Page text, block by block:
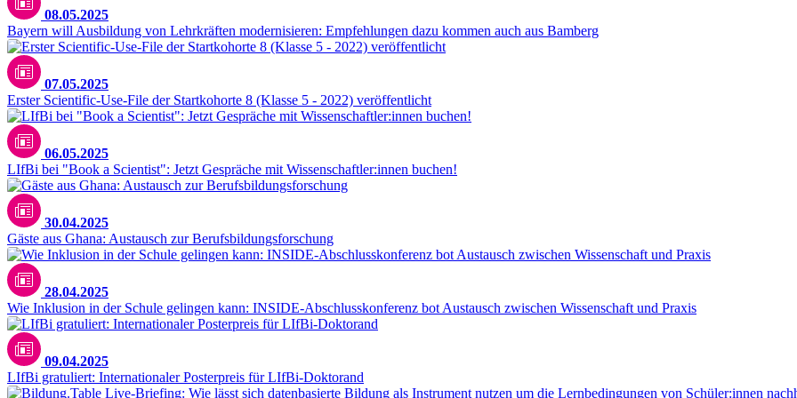
08.05.2025
Bayern will Ausbildung von Lehrkräften modernisieren: Empfehlungen dazu kommen auch aus Bamberg
07.05.2025
Erster Scientific-Use-File der Startkohorte 8 (Klasse 5 - 2022) veröffentlicht
06.05.2025
LIfBi bei "Book a Scientist": Jetzt Gespräche mit Wissenschaftler:innen buchen!
30.04.2025
Gäste aus Ghana: Austausch zur Berufsbildungsforschung
28.04.2025
Wie Inklusion in der Schule gelingen kann: INSIDE-Abschlusskonferenz bot Austausch zwischen Wissenschaft und Praxis
09.04.2025
LIfBi gratuliert: Internationaler Posterpreis für LIfBi-Doktorand